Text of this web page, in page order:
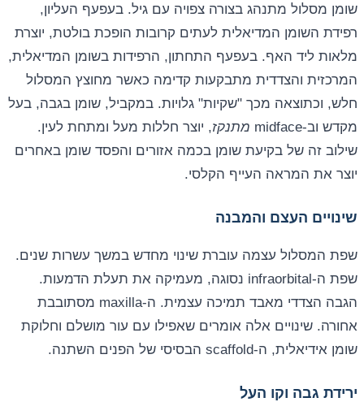
שומן מסלול מתנהג בצורה צפויה עם גיל. בעפעף העליון,
רפידת השומן המדיאלית לעתים קרובות הופכת בולטת, יוצרת
מלאות ליד האף. בעפעף התחתון, הרפידות בשומן המדיאלית,
המרכזית והצדדית מתבקעות קדימה כאשר מחוצץ המסלול
חלש, וכתוצאה מכך "שקיות" גלויות. במקביל, שומן בגבה, בעל
מקדש וב-midface
מתנקז, יוצר חללות מעל ומתחת לעין.
שילוב זה של בקיעת שומן בכמה אזורים והפסד שומן באחרים
יוצר את המראה העייף הקלסי.
שינויים העצם והמבנה
שפת המסלול עצמה עוברת שינוי מחדש במשך עשרות שנים.
שפת ה-infraorbital נסוגה, מעמיקה את תעלת הדמעות.
הגבה הצדדי מאבד תמיכה עצמית. ה-maxilla מסתובבת
אחורה. שינויים אלה אומרים שאפילו עם עור מושלם וחלוקת
שומן אידיאלית, ה-scaffold הבסיסי של הפנים השתנה.
ירידת גבה וקו העל